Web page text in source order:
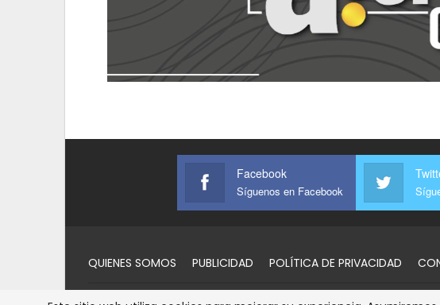
Facebook
Síguenos en Facebook
QUIENES SOMOS PUBLICIDAD POLÍTICA DE PRIVACIDAD